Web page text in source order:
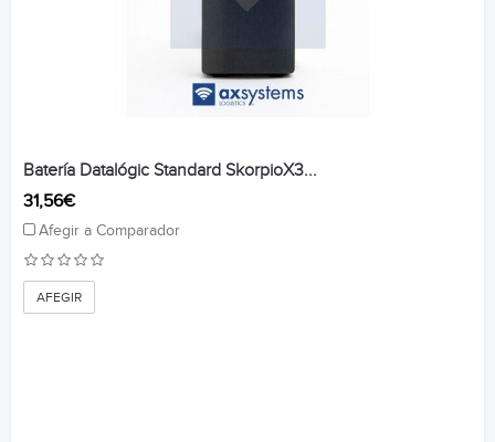
Batería Datalógic Standard SkorpioX3...
31,56€
Afegir a Comparador
AFEGIR